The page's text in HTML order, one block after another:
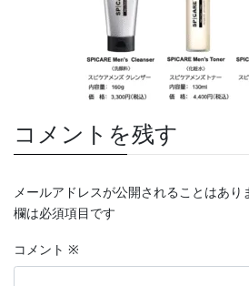
コメントを残す
メールアドレスが公開されることはあり
欄は必須項目です
コメント ※